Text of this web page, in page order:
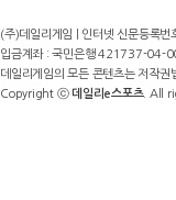
(주)데일리게임 | 인터넷 신문등록
입금계좌 : 국민은행 421737-04-
데일리게임의 모든 콘텐츠는 저작권
Copyright ⓒ데일리e스포츠. All